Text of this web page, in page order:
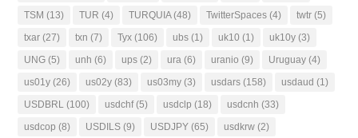
TSM (13) TUR (4) TURQUIA(48) TwitterSpaces (4) twtr (5)
txar (27) txn (7) Tyx (106) ubs (1) uk10 (1) uk10y (3)
UNG (5) unh (6) ups (2) ura (6) uranio (9) Uruguay (4)
us01y (26) us02y (83) us03my (3) usdars (158) usdaud (1)
USDBRL (100) usdchf(5) usdclp (18) usdcnh (33)
usdcop (8) USDILS (9) USDJPY (65) usdkrw (2)